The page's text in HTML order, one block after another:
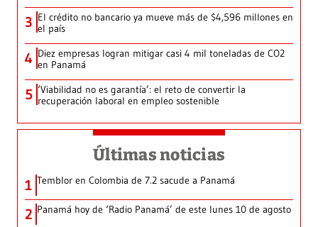
3 El crédito no bancario ya mueve más de $4,596 millones en
el país
4 Diez empresas logran mitigar casi 4 mil toneladas de CO2
en Panamá
5 ‘Viabilidad no es garantía’: el reto de convertir la
recuperación laboral en empleo sostenible
Últimas noticias
1 Temblor en Colombia de 7.2 sacude a Panamá
2 Panamá hoy de ‘Radio Panamá’ de este lunes 10 de agosto